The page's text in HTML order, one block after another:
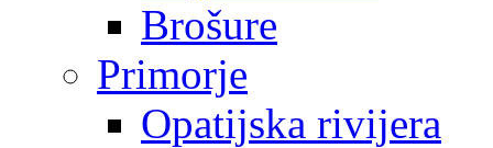
Brošure
Primorje
Opatijska rivijera